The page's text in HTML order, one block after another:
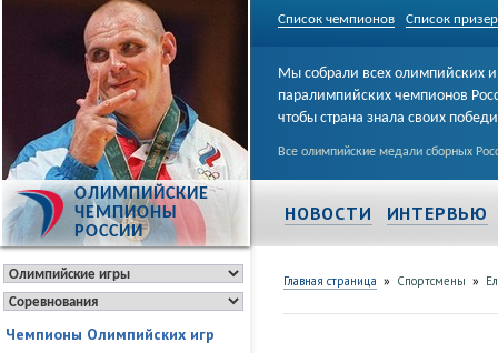
Список чемпионов Список
ОЛИМПИЙСКИЕ
ЧЕМПИОНЫ
РОССИИ
Мы собрали всех олимпийских и
паралимпийских чемпионов
чтобы страна знала своих
Все олимпийские медали сборных
НОВОСТИ ИНТЕРВЬЮ
Чемпионы Олимпийских игр
Главная страница » Спортсмены »